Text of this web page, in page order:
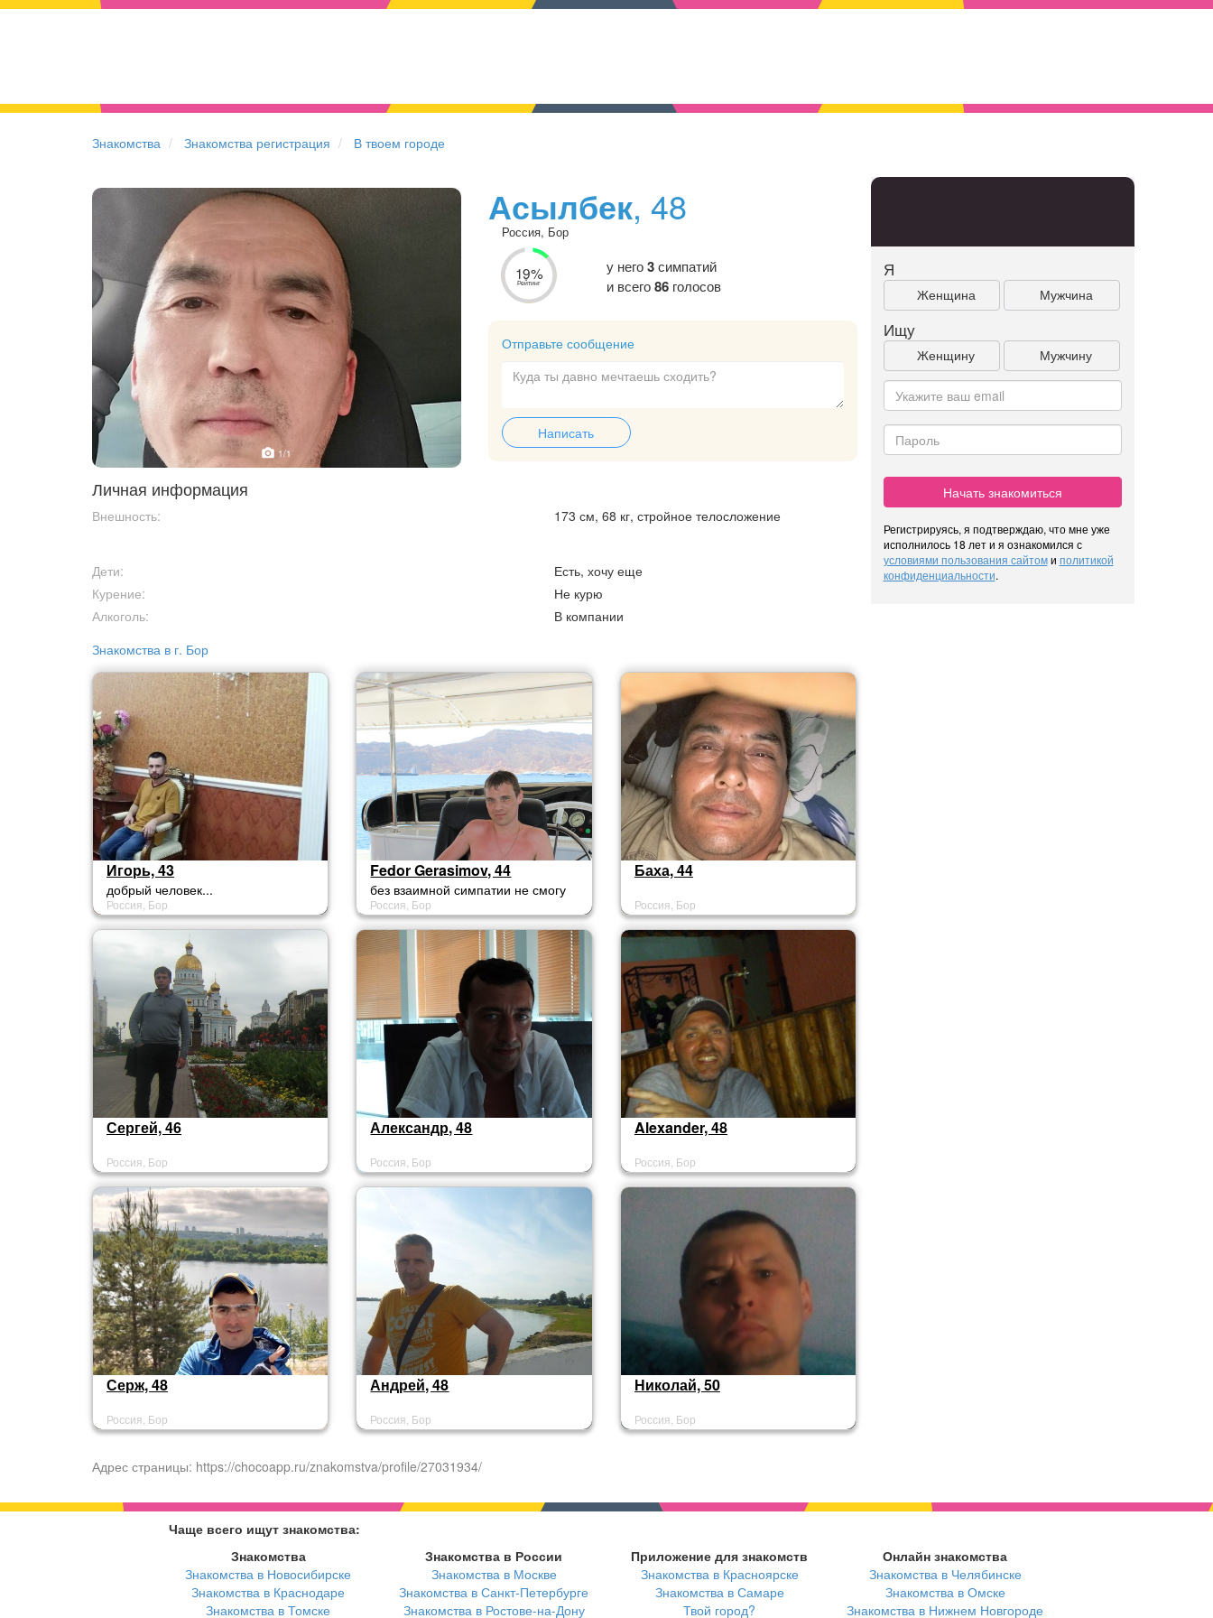
Знакомства Знакомства регистрация В твоем городе
1/1
Асылбек, 48
Россия, Бор
19%
Рейтинг
у него3симпатий
и всего86голосов
Отправьте сообщение
Написать
Личная информация
Внешность: 173 см, 68 кг, стройное телосложение
Дети:
Есть, хочу еще
Курение:
Не курю
Алкоголь:
В компании
Знакомства в г. Бор
Игорь, 43
добрый человек...
Россия, Бор
Fedor Gerasimov, 44
без взаимной симпатии не смогу
ответить (((.
Россия, Бор
Баха, 44
Россия, Бор
Сергей, 46
Россия, Бор
Александр, 48
Россия, Бор
Alexander, 48
Россия, Бор
Серж, 48
Россия, Бор
Андрей, 48
Россия, Бор
Николай, 50
Россия, Бор
Адрес страницы: https://chocoapp.ru/znakomstva/profile/27031934/
Я
Женщина Мужчина
Ищу
Женщину Мужчину
Начать знакомиться
Регистрируясь, я подтверждаю, что мне уже
исполнилось 18 лет и я ознакомился с
условиями пользования сайтоми политикой
конфиденциальности.
Чаще всего ищут знакомства:
Знакомства
Знакомства в Новосибирске
Знакомства в Краснодаре
Знакомства в Томске
Знакомства в России
Знакомства в Москве
Знакомства в Санкт-Петербурге
Знакомства в Ростове-на-Дону
Приложение для знакомств
Знакомства в Красноярске
Знакомства в Самаре
Твой город?
Онлайн знакомства
Знакомства в Челябинске
Знакомства в Омске
Знакомства в Нижнем Новгороде